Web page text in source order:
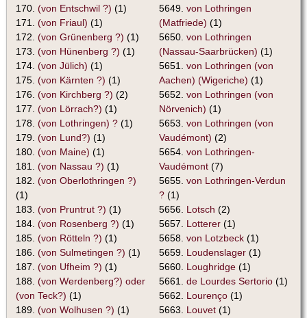
170. (von Entschwil ?) (1)
171. (von Friaul) (1)
172. (von Grünenberg ?) (1)
173. (von Hünenberg ?) (1)
174. (von Jülich) (1)
175. (von Kärnten ?) (1)
176. (von Kirchberg ?) (2)
177. (von Lörrach?) (1)
178. (von Lothringen) ? (1)
179. (von Lund?) (1)
180. (von Maine) (1)
181. (von Nassau ?) (1)
182. (von Oberlothringen ?)
(1)
183. (von Pruntrut ?) (1)
184. (von Rosenberg ?) (1)
185. (von Rötteln ?) (1)
186. (von Sulmetingen ?) (1)
187. (von Ufheim ?) (1)
188. (von Werdenberg?) oder
(von Teck?) (1)
189. (von Wolhusen ?) (1)
5649. von Lothringen
(Matfriede) (1)
5650. von Lothringen
(Nassau-Saarbrücken) (1)
5651. von Lothringen (von
Aachen) (Wigeriche) (1)
5652. von Lothringen (von
Nörvenich) (1)
5653. von Lothringen (von
Vaudémont) (2)
5654. von Lothringen-
Vaudémont (7)
5655. von Lothringen-Verdun
? (1)
5656. Lotsch (2)
5657. Lotterer (1)
5658. von Lotzbeck (1)
5659. Loudenslager (1)
5660. Loughridge (1)
5661. de Lourdes Sertorio (1)
5662. Lourenço (1)
5663. Louvet (1)